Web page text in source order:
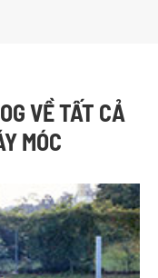
VỀ TẤT CẢ
MÓC